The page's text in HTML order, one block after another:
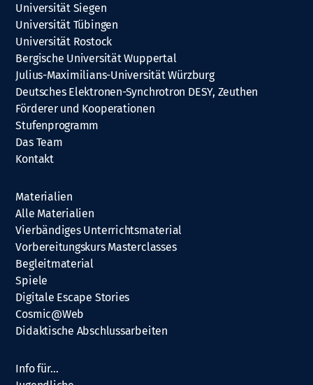
Universität Siegen
Universität Tübingen
Universität Rostock
Bergische Universität Wuppertal
Julius-Maximilians-Universität Würzburg
Deutsches Elektronen-Synchrotron DESY, Zeuthen
Förderer und Kooperationen
Stufenprogramm
Das Team
Kontakt
Materialien
Alle Materialien
Vierbändiges Unterrichtsmaterial
Vorbereitungskurs Masterclasses
Begleitmaterial
Spiele
Digitale Escape Stories
Cosmic@Web
Didaktische Abschlussarbeiten
Info für…